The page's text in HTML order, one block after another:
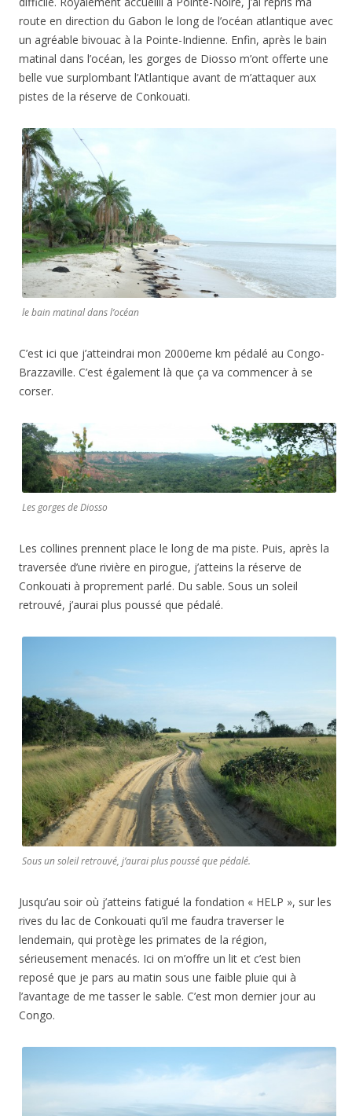
route en direction du Gabon le long de l’océan atlantique avec
un agréable bivouac à la Pointe-Indienne. Enfin, après le bain
matinal dans l’océan, les gorges de Diosso m’ont offerte une
belle vue surplombant l’Atlantique avant de m’attaquer aux
pistes de la réserve de Conkouati.
le bain matinal dans l’océan
C’est ici que j’atteindrai mon 2000eme km pédalé au Congo-
Brazzaville. C’est également là que ça va commencer à se
corser.
Les gorges de Diosso
Les collines prennent place le long de ma piste. Puis, après la
traversée d’une rivière en pirogue, j’atteins la réserve de
Conkouati à proprement parlé. Du sable. Sous un soleil
retrouvé, j’aurai plus poussé que pédalé.
Sous un soleil retrouvé, j’aurai plus poussé que pédalé.
Jusqu’au soir où j’atteins fatigué la fondation « HELP », sur les
rives du lac de Conkouati qu’il me faudra traverser le
lendemain, qui protège les primates de la région,
sérieusement menacés. Ici on m’offre un lit et c’est bien
reposé que je pars au matin sous une faible pluie qui à
l’avantage de me tasser le sable. C’est mon dernier jour au
Congo.